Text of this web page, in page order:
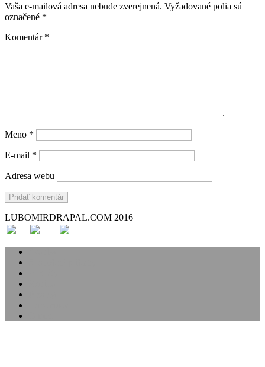
Vaša e-mailová adresa nebude zverejnená. Vyžadované polia sú
označené *
Komentár *
Meno *
E-mail *
Adresa webu
LUBOMIRDRAPAL.COM 2016